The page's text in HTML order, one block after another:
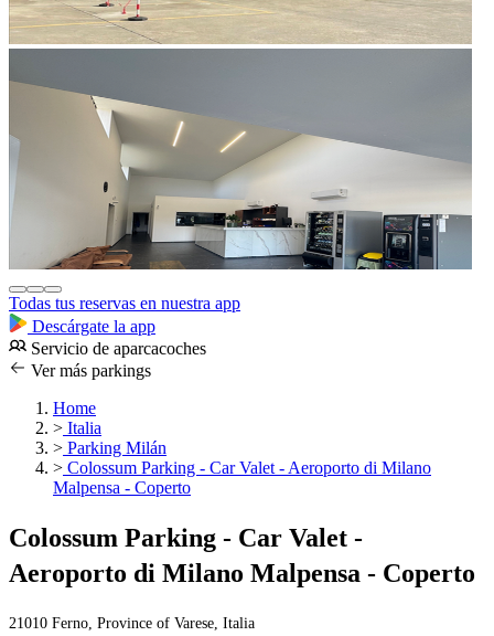
Todas tus reservas en nuestra app
Descárgate la app
Servicio de aparcacoches
Ver más parkings
Home
> Italia
> Parking Milán
> Colossum Parking - Car Valet - Aeroporto di Milano
Malpensa - Coperto
Colossum Parking - Car Valet -
Aeroporto di Milano Malpensa - Coperto
21010 Ferno, Province of Varese, Italia